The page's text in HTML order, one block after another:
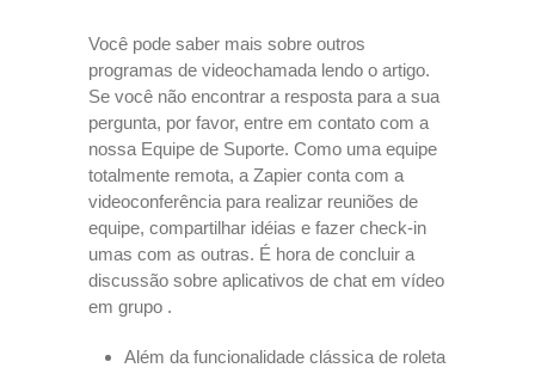
Você pode saber mais sobre outros
programas de videochamada lendo o artigo.
Se você não encontrar a resposta para a sua
pergunta, por favor, entre em contato com a
nossa Equipe de Suporte. Como uma equipe
totalmente remota, a Zapier conta com a
videoconferência para realizar reuniões de
equipe, compartilhar idéias e fazer check-in
umas com as outras. É hora de concluir a
discussão sobre aplicativos de chat em vídeo
em grupo .
Além da funcionalidade clássica de roleta